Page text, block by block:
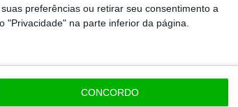
preferências ou retirar seu consentimento a
na parte inferior da página.
CONCORDO
sem ter